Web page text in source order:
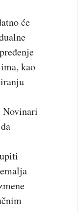
će
kao
Novinari